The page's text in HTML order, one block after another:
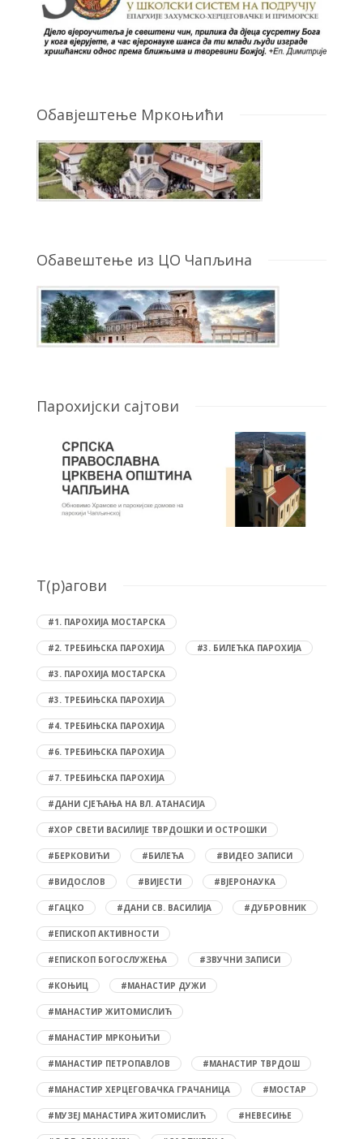
Обавјештење Мркоњићи
Обавештење из ЦО Чапљина
Парохијски сајтови
T(р)агови
#1. ПАРОХИЈА МОСТАРСКА
#2. ТРЕБИЊСКА ПАРОХИЈА #3. БИЛЕЋКА ПАРОХИЈА
#3. ПАРОХИЈА МОСТАРСКА
#3. ТРЕБИЊСКА ПАРОХИЈА
#4. ТРЕБИЊСКА ПАРОХИЈА
#6. ТРЕБИЊСКА ПАРОХИЈА
#7. ТРЕБИЊСКА ПАРОХИЈА
#ДАНИ СЈЕЋАЊА НА ВЛ. АТАНАСИЈА
#ХОР СВЕТИ ВАСИЛИЈЕ ТВРДОШКИ И ОСТРОШКИ
#БЕРКОВИЋИ #БИЛЕЋА #ВИДЕО ЗАПИСИ
#ВИДОСЛОВ #ВИЈЕСТИ #ВЈЕРОНАУКА
#ГАЦКО #ДАНИ СВ. ВАСИЛИЈА #ДУБРОВНИК
#ЕПИСКОП АКТИВНОСТИ
#ЕПИСКОП БОГОСЛУЖЕЊА #ЗВУЧНИ ЗАПИСИ
#КОЊИЦ #МАНАСТИР ДУЖИ
#МАНАСТИР ЖИТОМИСЛИЋ
#МАНАСТИР МРКОЊИЋИ
#МАНАСТИР ПЕТРОПАВЛОВ #МАНАСТИР ТВРДОШ
#МАНАСТИР ХЕРЦЕГОВАЧКА ГРАЧАНИЦА #МОСТАР
#МУЗЕЈ МАНАСТИРА ЖИТОМИСЛИЋ #НЕВЕСИЊЕ